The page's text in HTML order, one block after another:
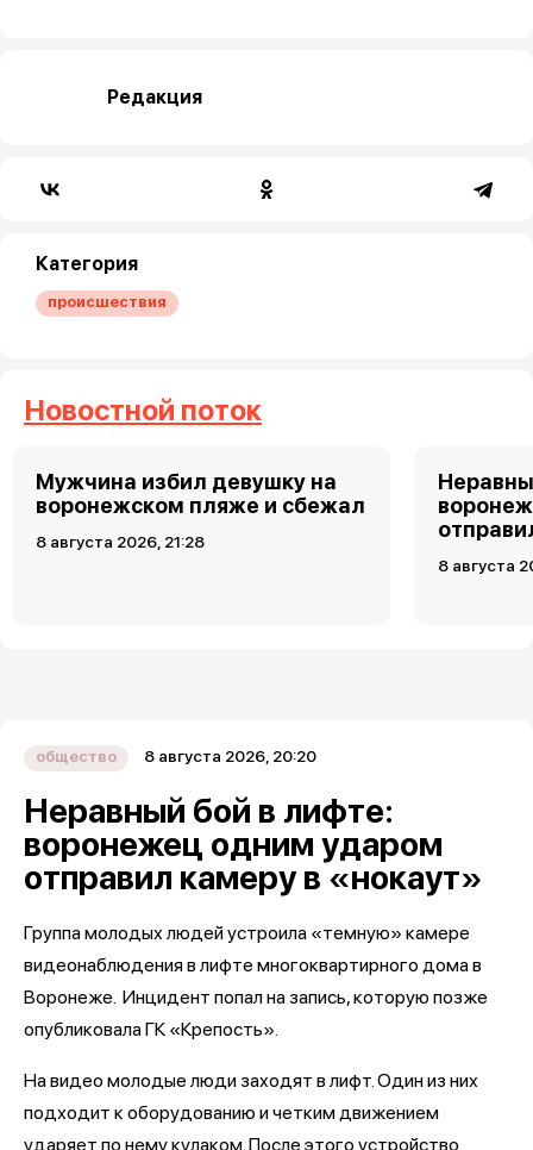
Редакция
Категория
происшествия
Новостной поток
Мужчина избил девушку на
воронежском пляже и сбежал
8 августа 2026, 21:28
8 августа
общество 8 августа 2026, 20:20
Неравный бой в лифте:
воронежец одним ударом
отправил камеру в «нокаут»
Группа молодых людей устроила «темную» камере
видеонаблюдения в лифте многоквартирного дома в
Воронеже. Инцидент попал на запись, которую позже
опубликовала ГК «Крепость».
На видео молодые люди заходят в лифт. Один из них
подходит к оборудованию и четким движением
ударяет по нему кулаком. После этого устройство